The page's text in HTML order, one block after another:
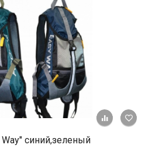
+ К
синий,зеленый